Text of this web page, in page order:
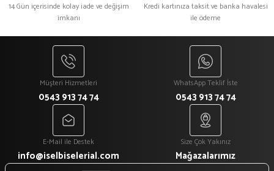
₺ 900
14 Gün içerisinde kolay iade ve değişim
imkanı
Kredi kartınıza taksit ve banka havalesi
ile ödeme
Müşteri Hizmetleri
0543 913 74 74
WhatsApp Teklif İste
0543 913 74 74
E-Mail ile Destek
info@iselbiselerial.com
Size Çok Yakınız
Mağazalarımız